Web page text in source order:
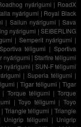
nyárigumi | RoadX
nyárigumi | Royal Black
| Sailun nyárigumi |Sava
nyárigumi |SEIBERLING
| Semperit nyárigumi |
Sportiva téligumi |Sportiva
nyárigumi | Starfire téligumi
nyárigumi | SUN-F téligumi
| Superia téligumi |
| Tigar téligumi |Tigar
| Torque téligumi |Torque
|Toyo téligumi |Toyo
| Triangle téligumi |Triangle
Unigrip téligumi | Unigrip